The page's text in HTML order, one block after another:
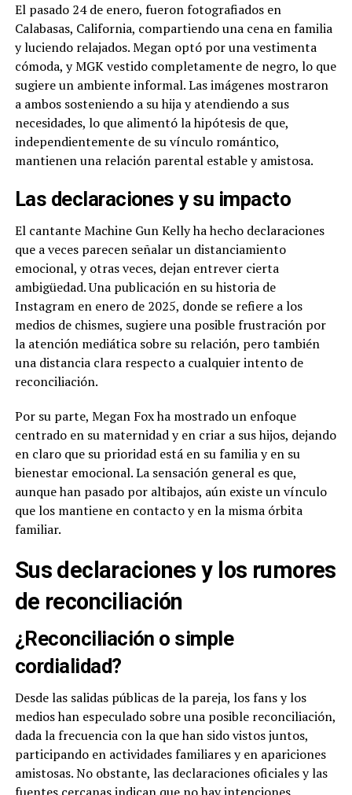
El pasado 24 de enero, fueron fotografiados en
Calabasas, California, compartiendo una cena en familia
y luciendo relajados. Megan optó por una vestimenta
cómoda, y MGK vestido completamente de negro, lo que
sugiere un ambiente informal. Las imágenes mostraron
a ambos sosteniendo a su hija y atendiendo a sus
necesidades, lo que alimentó la hipótesis de que,
independientemente de su vínculo romántico,
mantienen una relación parental estable y amistosa.
Las declaraciones y su impacto
El cantante Machine Gun Kelly ha hecho declaraciones
que a veces parecen señalar un distanciamiento
emocional, y otras veces, dejan entrever cierta
ambigüedad. Una publicación en su historia de
Instagram en enero de 2025, donde se refiere a los
medios de chismes, sugiere una posible frustración por
la atención mediática sobre su relación, pero también
una distancia clara respecto a cualquier intento de
reconciliación.
Por su parte, Megan Fox ha mostrado un enfoque
centrado en su maternidad y en criar a sus hijos, dejando
en claro que su prioridad está en su familia y en su
bienestar emocional. La sensación general es que,
aunque han pasado por altibajos, aún existe un vínculo
que los mantiene en contacto y en la misma órbita
familiar.
Sus declaraciones y los rumores
de reconciliación
¿Reconciliación o simple
cordialidad?
Desde las salidas públicas de la pareja, los fans y los
medios han especulado sobre una posible reconciliación,
dada la frecuencia con la que han sido vistos juntos,
participando en actividades familiares y en apariciones
amistosas. No obstante, las declaraciones oficiales y las